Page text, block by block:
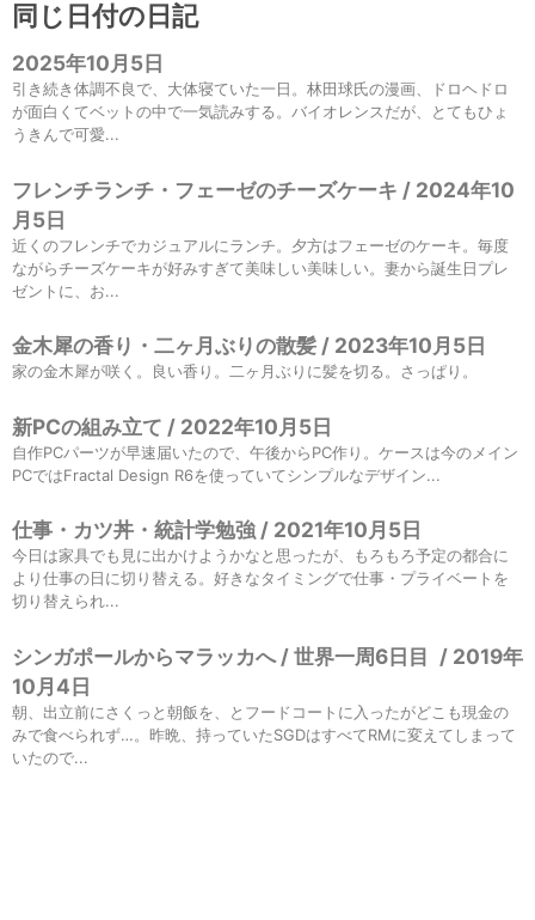
同じ日付の日記
2025年10月5日
引き続き体調不良で、大体寝ていた一日。林田球氏の漫画、ドロヘドロ
が面白くてベットの中で一気読みする。バイオレンスだが、とてもひょ
うきんで可愛...
フレンチランチ・フェーゼのチーズケーキ / 2024年10
月5日
近くのフレンチでカジュアルにランチ。夕方はフェーゼのケーキ。毎度
ながらチーズケーキが好みすぎて美味しい美味しい。妻から誕生日プレ
ゼントに、お...
金木犀の香り・二ヶ月ぶりの散髪 / 2023年10月5日
家の金木犀が咲く。良い香り。二ヶ月ぶりに髪を切る。さっぱり。
新PCの組み立て / 2022年10月5日
自作PCパーツが早速届いたので、午後からPC作り。ケースは今のメイン
PCではFractal Design R6を使っていてシンプルなデザイン...
仕事・カツ丼・統計学勉強 / 2021年10月5日
今日は家具でも見に出かけようかなと思ったが、もろもろ予定の都合に
より仕事の日に切り替える。好きなタイミングで仕事・プライベートを
切り替えられ...
シンガポールからマラッカへ / 世界一周6日目 / 2019年
10月4日
朝、出立前にさくっと朝飯を、とフードコートに入ったがどこも現金の
みで食べられず…。昨晩、持っていたSGDはすべてRMに変えてしまって
いたので...